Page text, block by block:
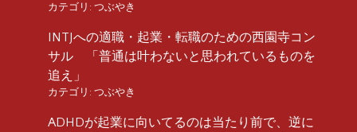
カテゴリ: つぶやき
INTJへの適職・起業・転職のための西園寺コン
サル 「普通は叶わないと思われているものを
追え」
カテゴリ: つぶやき
ADHDが起業に向いてるのは当たり前で、逆に